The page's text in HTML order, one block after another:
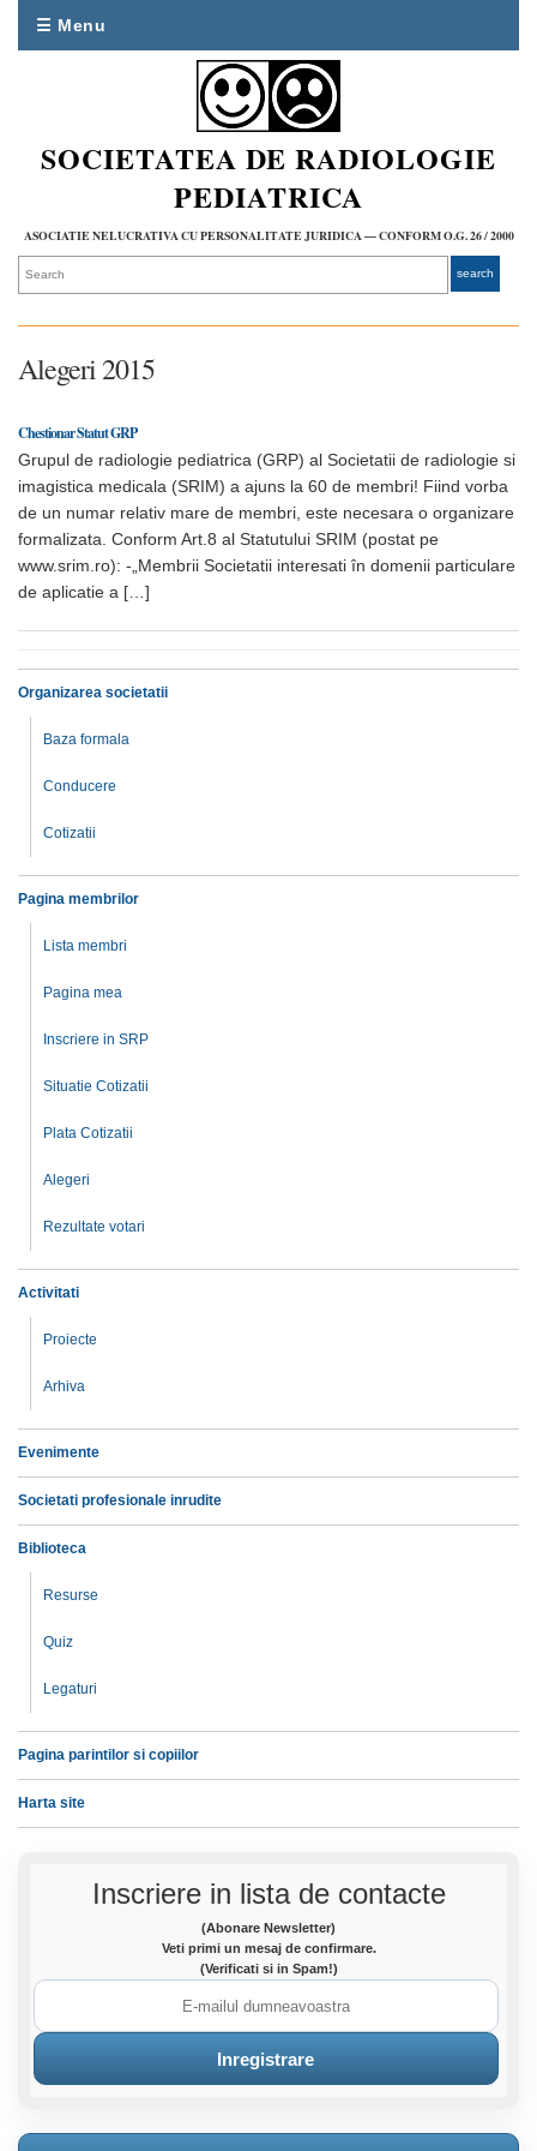
☰ Menu
SOCIETATEA DE RADIOLOGIE
PEDIATRICA
ASOCIATIE NELUCRATIVA CU PERSONALITATE JURIDICA — CONFORM O.G. 26 / 2000
Alegeri 2015
Chestionar Statut GRP
Grupul de radiologie pediatrica (GRP) al Societatii de radiologie si
imagistica medicala (SRIM) a ajuns la 60 de membri! Fiind vorba
de un numar relativ mare de membri, este necesara o organizare
formalizata. Conform Art.8 al Statutului SRIM (postat pe
www.srim.ro): -„Membrii Societatii interesati în domenii particulare
de aplicatie a […]
Organizarea societatii
Baza formala
Conducere
Cotizatii
Pagina membrilor
Lista membri
Pagina mea
Inscriere in SRP
Situatie Cotizatii
Plata Cotizatii
Alegeri
Rezultate votari
Activitati
Proiecte
Arhiva
Evenimente
Societati profesionale inrudite
Biblioteca
Resurse
Quiz
Legaturi
Pagina parintilor si copiilor
Harta site
Inscriere in lista de contacte
(Abonare Newsletter)
Veti primi un mesaj de confirmare.
(Verificati si in Spam!)